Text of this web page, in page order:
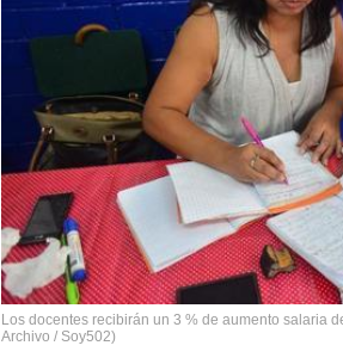
Los docentes recibirán un 3 % de aumento salaria
Archivo / Soy502)